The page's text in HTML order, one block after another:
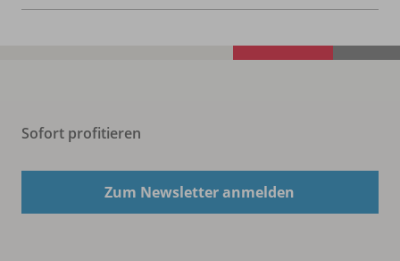
Sofort profitieren
Zum Newsletter anmelden